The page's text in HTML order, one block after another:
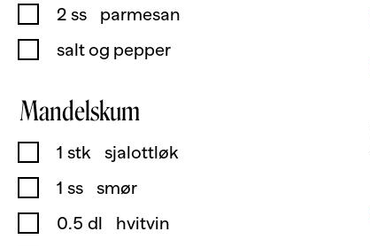
2 ss
parmesan
salt og pepper
Mandelskum
1 stk
sjalottløk
1 ss
smør
0.5 dl
hvitvin